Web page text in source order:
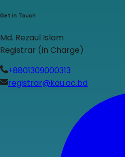
Get in Touch
Md. Rezaul Islam
Registrar (In Charge)
+8801309000313
registrar@kau.ac.bd